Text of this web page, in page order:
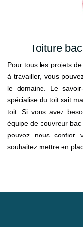
Toiture
Pour tous les projets
à travailler, vous
le domaine. Le
spécialise du toit sait
toit. Si vous avez
équipe de couvreur
pouvez nous confier
souhaitez mettre en